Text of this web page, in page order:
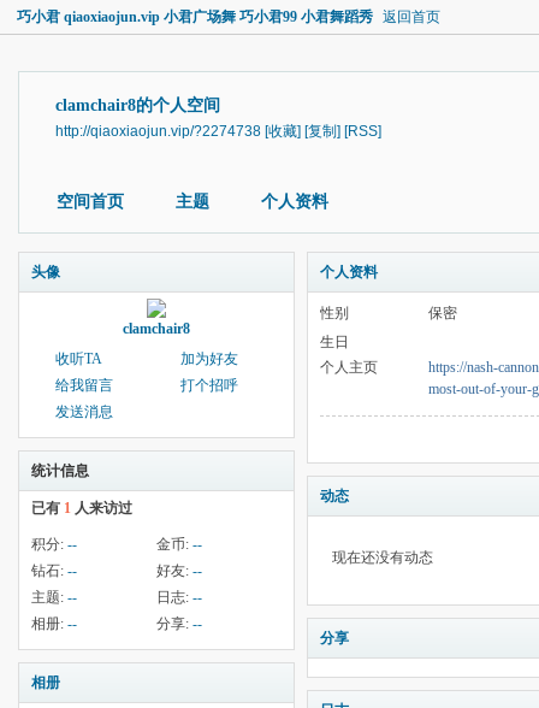
巧小君 qiaoxiaojun.vip 小君广场舞 巧小君99 小君舞蹈秀 返回首页
clamchair8的个人空间
http://qiaoxiaojun.vip/?2274738 [收藏] [复制] [RSS]
空间首页 主题 个人资料
头像
clamchair8
收听TA
加为好友
给我留言
打个招呼
发送消息
统计信息
已有 1 人来访过
积分: -- 金币: --
钻石: -- 好友: --
主题: -- 日志: --
相册: -- 分享: --
相册
个人资料
性别
保密
生日
个人主页
https://nash-
most-out-of-your-
动态
现在还没有动态
分享